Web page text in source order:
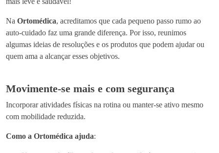
Na Ortomédica, acreditamos que cada pequeno passo rumo ao
auto-cuidado faz uma grande diferença. Por isso, reunimos
algumas ideias de resoluções e os produtos que podem ajudar ou
quem ama a alcançar esses objetivos.
Movimente-se mais e com segurança
Incorporar atividades físicas na rotina ou manter-se ativo mesmo
com mobilidade reduzida.
Como a Ortomédica ajuda: